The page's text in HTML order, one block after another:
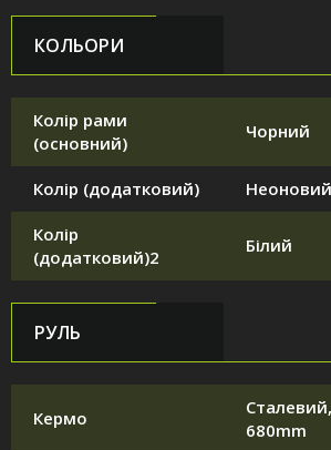
КОЛЬОРИ
Колір рами
(основний)
Чорний
Колір (додатковий)
Колір
(додатковий)2
Білий
РУЛЬ
Кермо
680mm